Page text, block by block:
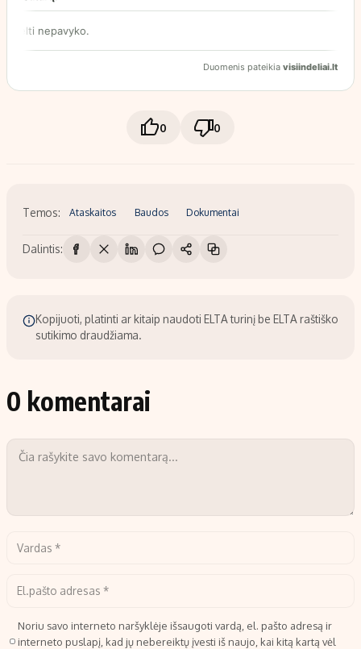
0 0
Temos: Ataskaitos Baudos Dokumentai
Dalintis:
Kopijuoti, platinti ar kitaip naudoti ELTA turinį be ELTA raštiško
sutikimo draudžiama.
0 komentarai
Noriu savo interneto naršyklėje išsaugoti vardą, el. pašto adresą ir
interneto puslapį, kad jų nebereiktų įvesti iš naujo, kai kitą kartą vėl